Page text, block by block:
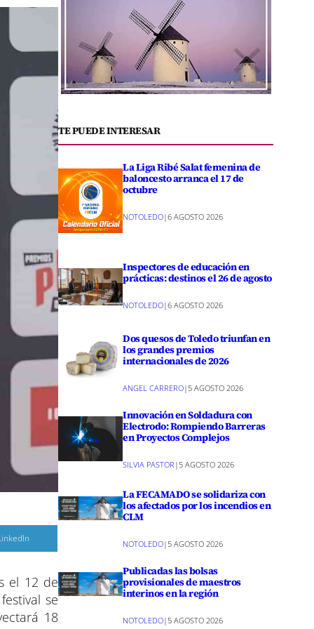
el 12 de
se
18
TE PUEDE INTERESAR
La Liga Ribé Salat femenina de
baloncesto arranca el 17 de
octubre
NOTOLEDO|6 AGOSTO 2026
Inspectores de educación en
prácticas: destinos el 26 de agosto
NOTOLEDO|6 AGOSTO 2026
Dos quesos de Toledo triunfan en
los grandes premios
internacionales de 2026
ANGEL CARRERO|5 AGOSTO 2026
Innovación en Soldadura con
Electrodo: Rompiendo Barreras
en Proyectos Complejos
SILVIA PASTOR | 5 AGOSTO 2026
La FECAMADO se solidariza con
los afectados por los incendios en
CLM
NOTOLEDO|5 AGOSTO 2026
Publicadas las bolsas
provisionales de maestros
interinos en la región
NOTOLEDO| 5 AGOSTO 2026